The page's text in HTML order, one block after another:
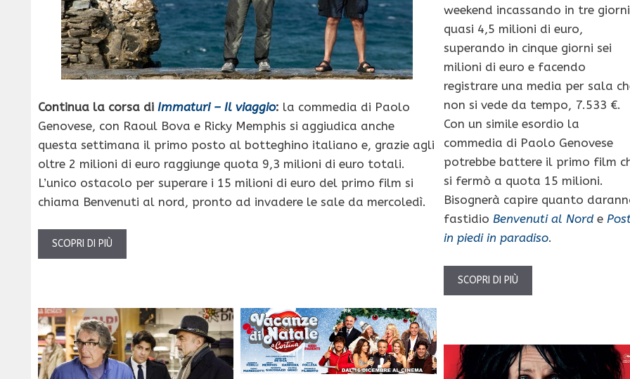
Continua la corsa di Immaturi – Il viaggio: la commedia di Paolo
Genovese, con Raoul Bova e Ricky Memphis si aggiudica anche
questa settimana il primo posto al botteghino italiano e, grazie agli
oltre 2 milioni di euro raggiunge quota 9,3 milioni di euro totali.
L’unico ostacolo per superare i 15 milioni di euro del primo film si
chiama Benvenuti al nord, pronto ad invadere le sale da mercoledì.
SCOPRI DI PIÙ
weekend incassando in tre giorni
quasi 4,5 milioni di euro,
superando in cinque giorni sei
milioni di euro e facendo
registrare una media per sala
non si vede da tempo, 7.533 €.
Con un simile esordio la
commedia di Paolo Genovese
potrebbe battere il primo film
si fermò a quota 15 milioni.
Bisognerà capire quanto
fastidio Benvenuti al Norde
in piedi in paradiso.
SCOPRI DI PIÙ